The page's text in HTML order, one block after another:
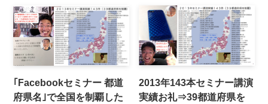
｢Facebookセミナー 都道
府県名｣で全国を制覇した
2013年143本セミナー講演
実績お礼⇒39都道府県を